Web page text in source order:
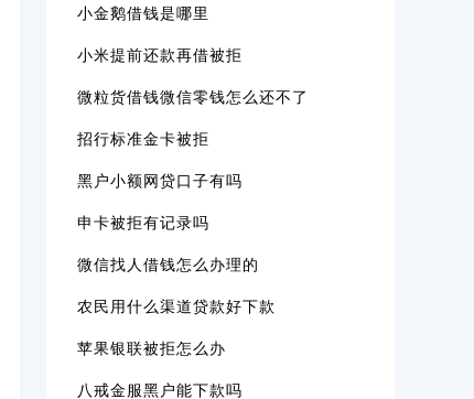
小金鹅借钱是哪里
小米提前还款再借被拒
微粒货借钱微信零钱怎么还不了
招行标准金卡被拒
黑户小额网贷口子有吗
申卡被拒有记录吗
微信找人借钱怎么办理的
农民用什么渠道贷款好下款
苹果银联被拒怎么办
八戒金服黑户能下款吗